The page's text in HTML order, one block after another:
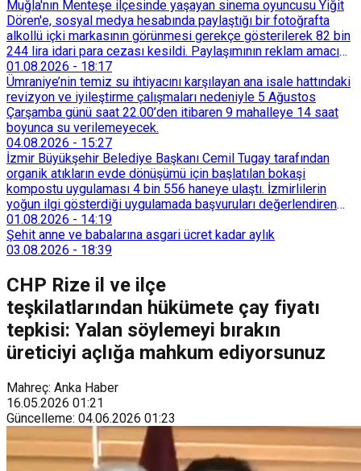
Muğla'nın Menteşe ilçesinde yaşayan sinema oyuncusu Yiğit
Dören'e, sosyal medya hesabında paylaştığı bir fotoğrafta
alkollü içki markasının görünmesi gerekçe gösterilerek 82 bin
244 lira idari para cezası kesildi. Paylaşımının reklam amacı
taşımadığını savunan Dören, cezanın iptali için yargıya
başvurdu.
01.08.2026 - 18:17
Ümraniye’nin temiz su ihtiyacını karşılayan ana isale hattındaki
revizyon ve iyileştirme çalışmaları nedeniyle 5 Ağustos
Çarşamba günü saat 22.00’den itibaren 9 mahalleye 14 saat
boyunca su verilemeyecek.
04.08.2026 - 15:27
İzmir Büyükşehir Belediye Başkanı Cemil Tugay tarafından
organik atıkların evde dönüşümü için başlatılan bokaşi
kompostu uygulaması 4 bin 556 haneye ulaştı. İzmirlilerin
yoğun ilgi gösterdiği uygulamada başvuruları değerlendiren
Tarımsal Hizmetler Dairesi Başkanlığı, farklı ilçelerde toplam
128 bokaşi kompost eğitimi düzenleyerek İzmirlileri
sürdürülebilir atık yönetimi sistemine dahil etti.
01.08.2026 - 14:19
Şehit anne ve babalarına asgari ücret kadar aylık
03.08.2026 - 18:39
CHP Rize il ve ilçe
teşkilatlarından hükümete çay fiyatı
tepkisi: Yalan söylemeyi bırakın
üreticiyi açlığa mahkum ediyorsunuz
Mahreç: Anka Haber
16.05.2026 01:21
Güncelleme: 04.06.2026 01:23